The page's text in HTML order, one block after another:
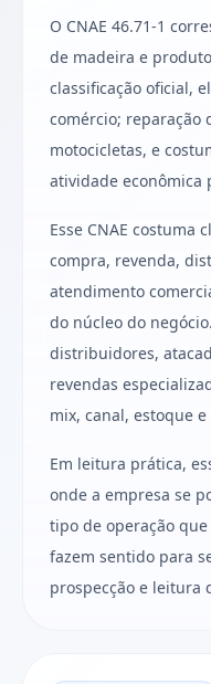
O CNAE 46.71-1
de madeira e
classificação oficial,
comércio; reparação
motocicletas, e
atividade econômica
Esse CNAE costuma
compra, revenda,
atendimento
do núcleo do
distribuidores,
revendas
mix, canal, estoque
Em leitura prática,
onde a empresa se
tipo de operação
fazem sentido para
prospecção e leitura